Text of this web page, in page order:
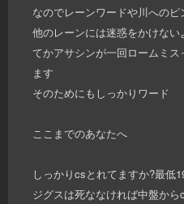
なのでレーンワードや川への
他のレーンには迷惑をかけない
てかアサシンが一回ロームミ
ます
そのためにもしっかりワード
ここまでのあなたへ
しっかりcsとれてますか?最低
ジグスは死ななければ中盤か